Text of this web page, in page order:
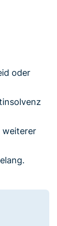
oder
weiterer